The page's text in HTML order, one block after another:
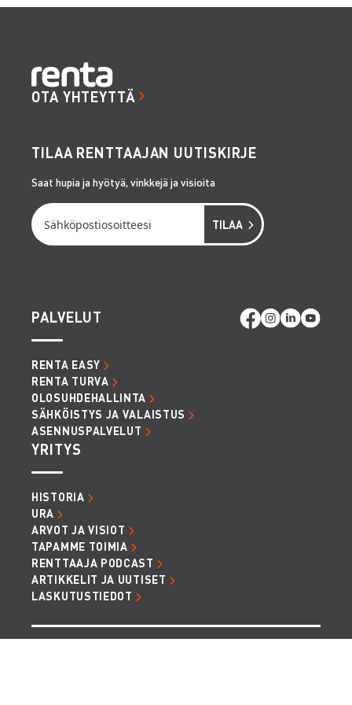
OTA YHTEYTTÄ
TILAA RENTTAAJAN UUTISKIRJE
Saat hupia ja hyötyä, vinkkejä ja visioita
PALVELUT
RENTA EASY
RENTA TURVA
OLOSUHDEHALLINTA
SÄHKÖISTYS JA VALAISTUS
ASENNUSPALVELUT
YRITYS
HISTORIA
URA
ARVOT JA VISIOT
TAPAMME TOIMIA
RENTTAAJA PODCAST
ARTIKKELIT JA UUTISET
LASKUTUSTIEDOT